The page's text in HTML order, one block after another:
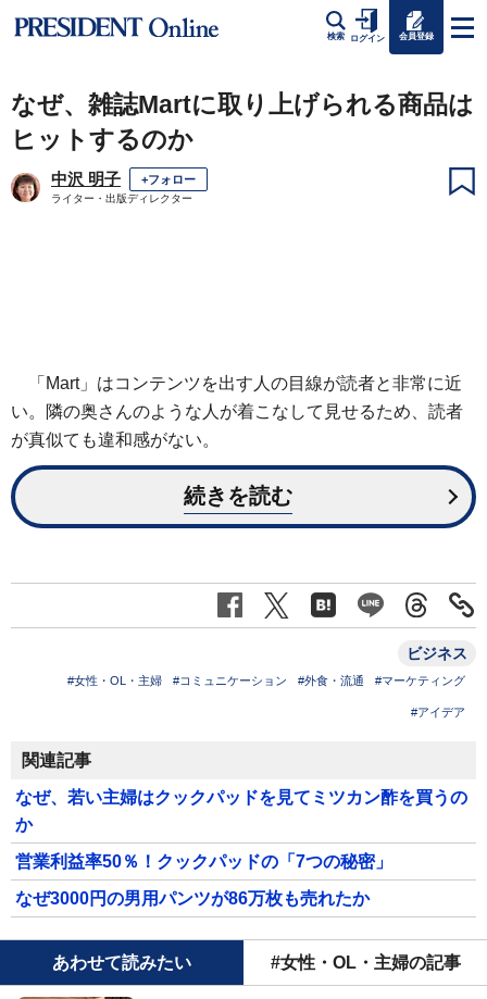
検索 ログイン 会員登録
なぜ、雑誌Martに取り上げられる商品は
ヒットするのか
中沢 明子 +フォロー
ライター・出版ディレクター
「Mart」はコンテンツを出す人の目線が読者と非常に近
い。隣の奥さんのような人が着こなして見せるため、読者
が真似ても違和感がない。
続きを読む
ビジネス
#女性・OL・主婦 #コミュニケーション #外食・流通 #マーケティング
#アイデア
関連記事
なぜ、若い主婦はクックパッドを見てミツカン酢を買うの
か
営業利益率50％！クックパッドの「7つの秘密」
なぜ3000円の男用パンツが86万枚も売れたか
あわせて読みたい #女性・OL・主婦の記事